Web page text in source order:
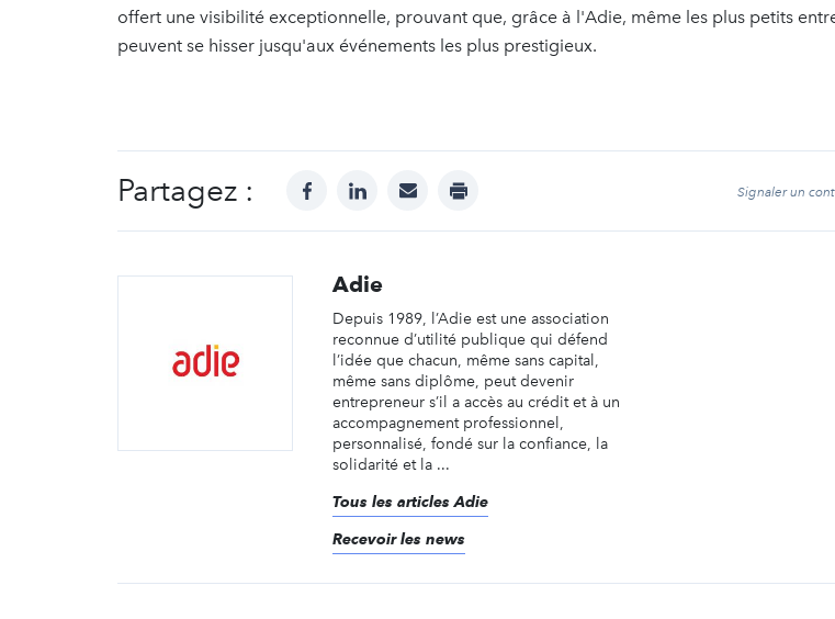
offert une visibilité exceptionnelle, prouvant que, grâce à l'Adie, même les plus petits
peuvent se hisser jusqu'aux événements les plus prestigieux.
Partagez : facebooklinkedinmail print Signaler un
Adie
Depuis 1989, l’Adie est une association
reconnue d’utilité publique qui défend
l’idée que chacun, même sans capital,
même sans diplôme, peut devenir
entrepreneur s’il a accès au crédit et à un
accompagnement professionnel,
personnalisé, fondé sur la confiance, la
solidarité et la ...
Tous les articles Adie
Recevoir les news